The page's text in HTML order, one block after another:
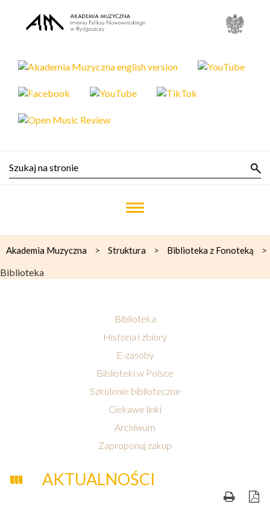
Akademia Muzyczna > Struktura > Biblioteka z Fonoteką
>
Biblioteka
Biblioteka
Historia i zbiory
E-zasoby
Biblioteki w Polsce
Szkolenie biblioteczne
Ciekawe linki
Archiwum
Zaproponuj zakup
AKTUALNOŚCI